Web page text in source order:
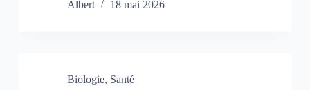
Albert
18 mai 2026
Biologie, Santé